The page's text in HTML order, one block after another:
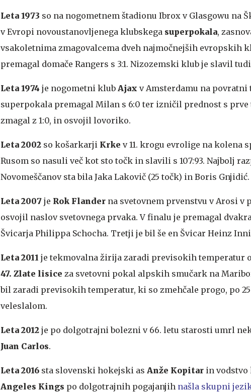
Leta 1973 so na nogometnem štadionu Ibrox v Glasgowu na
v Evropi novoustanovljenega klubskega superpokala,
vsakoletnima zmagovalcema dveh najmočnejših evropskih
premagal domače Rangers s 3:1. Nizozemski klub je slavil
Leta 1974 je nogometni klub Ajax v Amsterdamu na
superpokala premagal Milan s 6:0 ter izničil prednost s
zmagal z 1:0, in osvojil lovoriko.
Leta 2002 so košarkarji Krke v 11. krogu evrolige na kolena
Rusom so nasuli več kot sto točk in slavili s 107:93. Najbolj
Novomeščanov sta bila Jaka Lakovič (25 točk) in Boris
Leta 2007 je Rok Flander na svetovnem prvenstvu v Arosi v
osvojil naslov svetovnega prvaka. V finalu je premagal
Švicarja Philippa Schocha. Tretji je bil še en Švicar Heinz
Leta 2011 je tekmovalna žirija zaradi previsokih temperatur
47. Zlate lisice za svetovni pokal alpskih smučark na
bil zaradi previsokih temperatur, ki so zmehčale progo, po
veleslalom.
Leta 2012 je po dolgotrajni bolezni v 66. letu starosti umrl
Juan Carlos.
Leta 2016 sta slovenski hokejski as Anže Kopitar in vodstvo
Angeles Kings po dolgotrajnih pogajanjih našla skupni